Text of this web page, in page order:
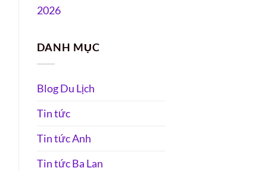
2026
DANH MỤC
Blog Du Lịch
Tin tức
Tin tức Anh
Tin tức Ba Lan